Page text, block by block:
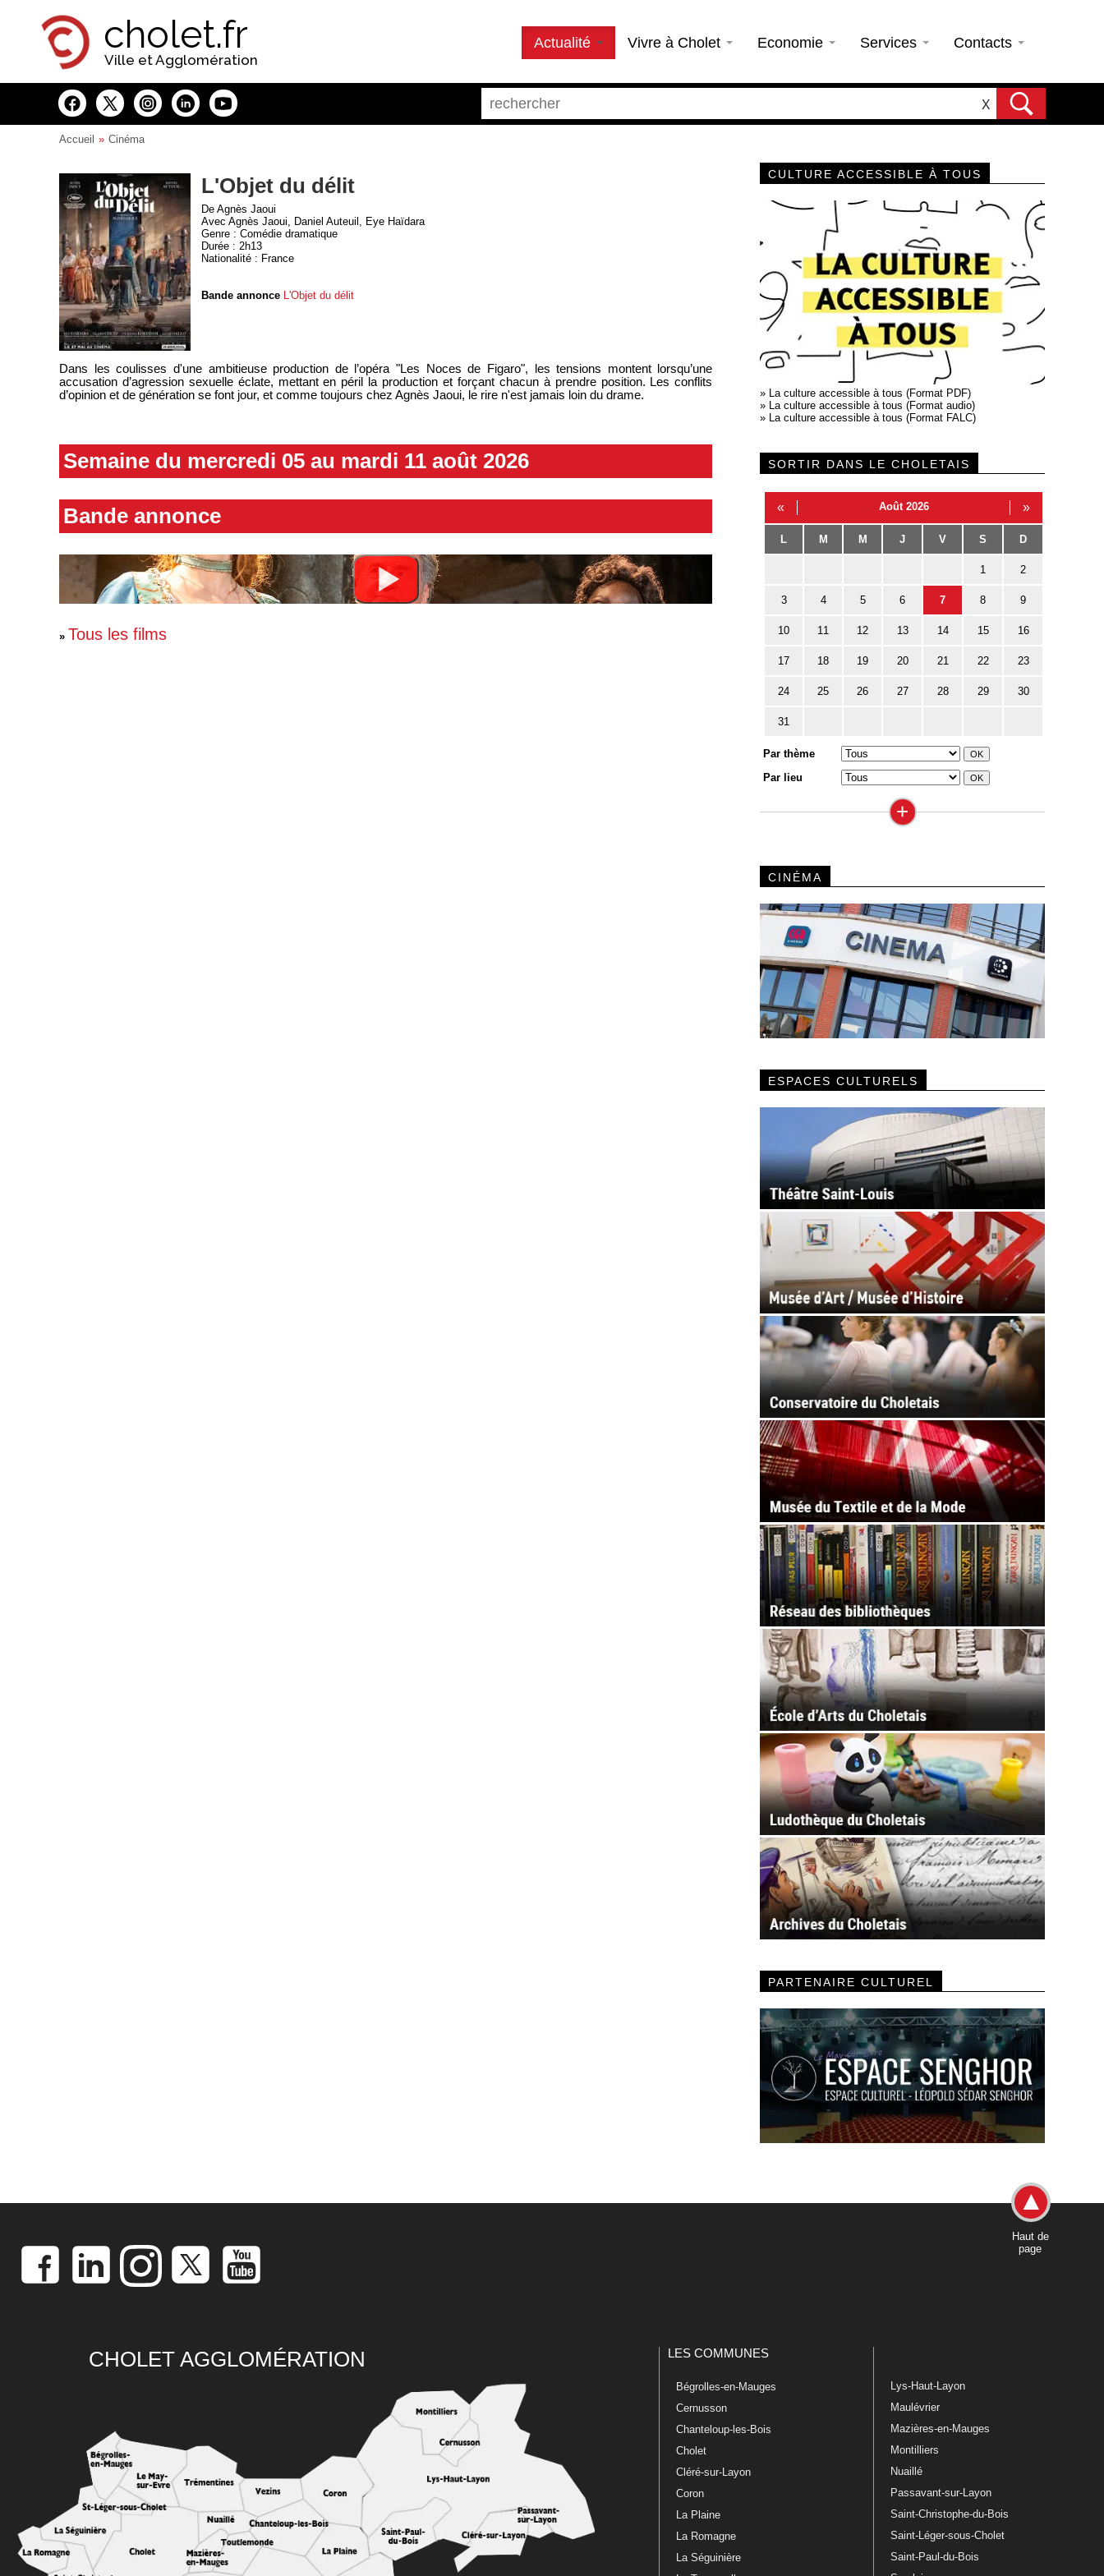
cholet.fr
Ville et Agglomération
Actualité Vivre à Cholet Economie Services Contacts
X
Accueil Cinéma
L'Objet du délit
De Agnès Jaoui
Avec Agnès Jaoui, Daniel Auteuil, Eye Haïdara
Genre : Comédie dramatique
Durée : 2h13
Nationalité : France
Bande annonce L'Objet du délit
Dans les coulisses d'une ambitieuse production de l’opéra "Les Noces de Figaro", les tensions montent lorsqu’une
accusation d’agression sexuelle éclate, mettant en péril la production et forçant chacun à prendre position. Les conflits
d’opinion et de génération se font jour, et comme toujours chez Agnès Jaoui, le rire n'est jamais loin du drame.
Semaine du mercredi 05 au mardi 11 août 2026
Bande annonce
» Tous les films
CULTURE ACCESSIBLE À TOUS
» La culture accessible à tous (Format PDF)
» La culture accessible à tous (Format audio)
» La culture accessible à tous (Format FALC)
SORTIR DANS LE CHOLETAIS
« Août 2026 »
L M M J V S D
1 2
3 4 5 6 7 8 9
10 11 12 13 14 15 16
17 18 19 20 21 22 23
24 25 26 27 28 29 30
31
Par thème
Par lieu
+
CINÉMA
ESPACES CULTURELS
PARTENAIRE CULTUREL
Haut de
page
CHOLET AGGLOMÉRATION LES COMMUNES
Bégrolles-en-Mauges
Cernusson
Chanteloup-les-Bois
Cholet
Cléré-sur-Layon
Coron
La Plaine
La Romagne
La Séguinière
Lys-Haut-Layon
Maulévrier
Mazières-en-Mauges
Montilliers
Nuaillé
Passavant-sur-Layon
Saint-Christophe-du-Bois
Saint-Léger-sous-Cholet
Saint-Paul-du-Bois